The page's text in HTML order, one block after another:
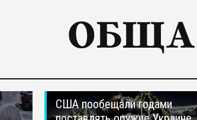
США пообещали годами